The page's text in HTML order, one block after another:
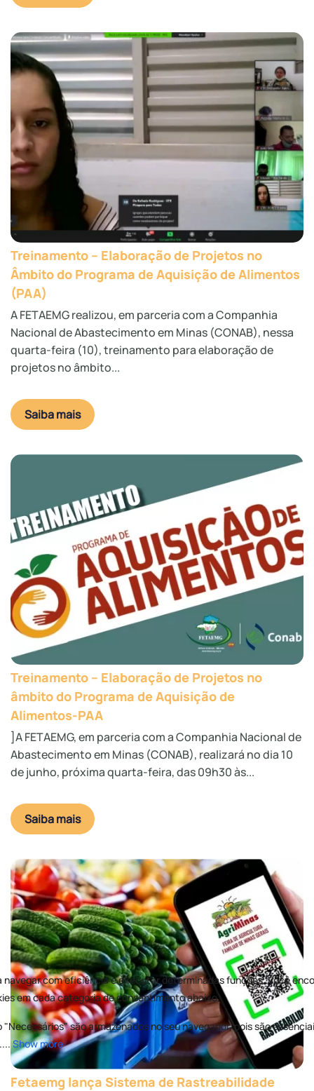
Treinamento – Elaboração de Projetos no
Âmbito do Programa de Aquisição de Alimentos
(PAA)
A FETAEMG realizou, em parceria com a Companhia
Nacional de Abastecimento em Minas (CONAB), nessa
quarta-feira (10), treinamento para elaboração de
projetos no âmbito...
Saiba mais
Treinamento – Elaboração de Projetos no
âmbito do Programa de Aquisição de
Alimentos-PAA
]A FETAEMG, em parceria com a Companhia Nacional de
Abastecimento em Minas (CONAB), realizará no dia 10
de junho, próxima quarta-feira, das 09h30 às...
Saiba mais
Fetaemg lança Sistema de Rastreabilidade